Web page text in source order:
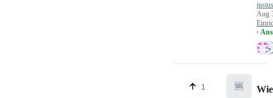
Aug
·
1 🆘